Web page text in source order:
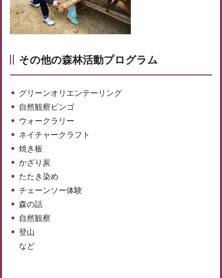
その他の森林活動プログラム
グリーンオリエンテーリング
自然観察ビンゴ
ウォークラリー
ネイチャークラフト
焼き板
かざり炭
たたき染め
チェーンソー体験
森の話
自然観察
登山
など